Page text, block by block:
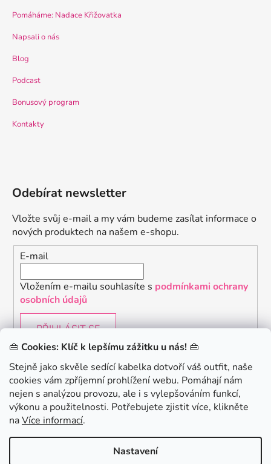
👜 Cookies: Klíč k lepšímu zážitku u nás! 👜
Stejně jako skvěle sedící kabelka dotvoří váš outfit, naše
cookies vám zpříjemní prohlížení webu. Pomáhají nám
nejen s analýzou provozu, ale i s vylepšováním funkcí,
výkonu a použitelnosti. Potřebujete zjistit více, klikněte
naVíce informací.
Nastavení
Pomáháme: Nadace Křižovatka
Napsali o nás
Blog
Podcast
Bonusový program
Kontakty
Odebírat newsletter
Vložte svůj e-mail a my vám budeme zasílat informace o
nových produktech na našem e-shopu.
E-mail
Vložením e-mailu souhlasíte s podmínkami ochrany
osobních údajů
PŘIHLÁSIT SE
.
KONTAKTUJTE NÁS - jsme tady pro Vás na telefonu i
Chceš získat slevu 150Kč na svůj první nákup? Přihlaste
se k našemu newsletteru.